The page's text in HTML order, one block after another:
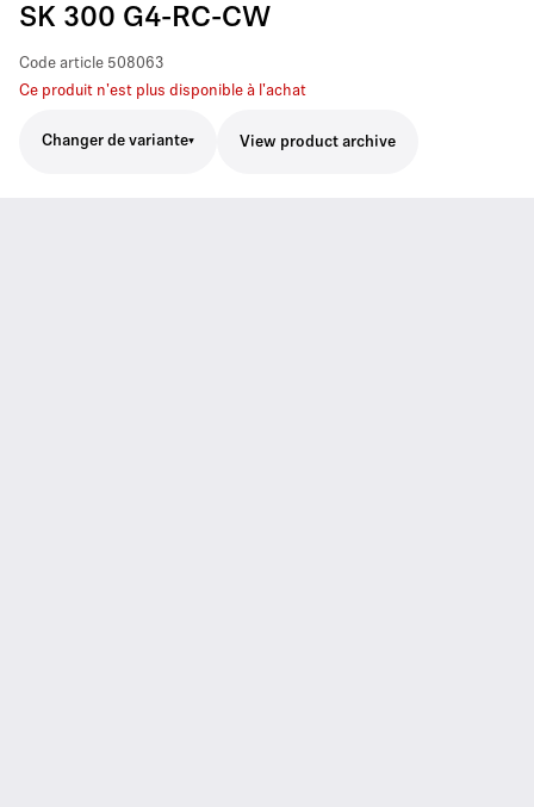
SK 300 G4-RC-CW
Code article 508063
Ce produit n'est plus disponible à l'achat
Changer de variante View product archive